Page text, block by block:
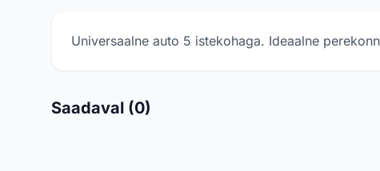
Universaalne auto 5 istekohaga. Ideaalne
Saadaval (0)